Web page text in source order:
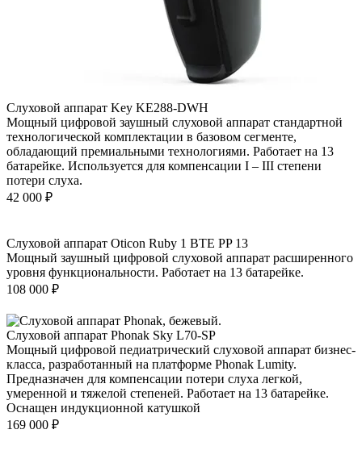
Слуховой аппарат Key KE288-DWH
Мощный цифровой заушный слуховой аппарат стандартной
технологической комплектации в базовом сегменте,
обладающий премиальными технологиями. Работает на 13
батарейке. Используется для компенсации I – III степени
потери слуха.
42 000 ₽
Слуховой аппарат Oticon Ruby 1 BTE PP 13
Мощный заушный цифровой слуховой аппарат расширенного
уровня функциональности. Работает на 13 батарейке.
108 000 ₽
Слуховой аппарат Phonak Sky L70-SP
Мощный цифровой педиатрический слуховой аппарат бизнес-
класса, разработанный на платформе Phonak Lumity.
Предназначен для компенсации потери слуха легкой,
умеренной и тяжелой степеней. Работает на 13 батарейке.
Оснащен индукционной катушкой
169 000 ₽